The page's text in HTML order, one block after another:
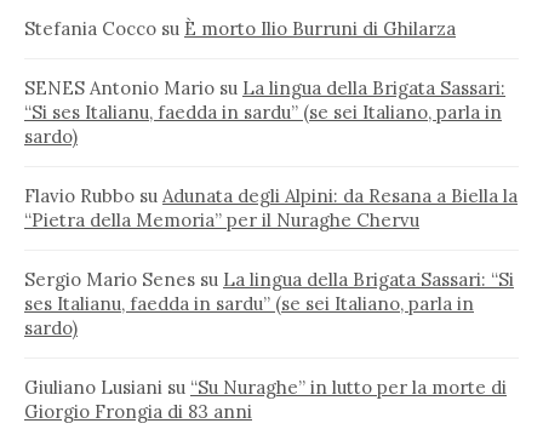
Stefania Cocco su È morto Ilio Burruni di Ghilarza
SENES Antonio Mario su La lingua della Brigata Sassari:
“Si ses Italianu, faedda in sardu” (se sei Italiano, parla in
sardo)
Flavio Rubbo su Adunata degli Alpini: da Resana a Biella la
“Pietra della Memoria” per il Nuraghe Chervu
Sergio Mario Senes su La lingua della Brigata Sassari: “Si
ses Italianu, faedda in sardu” (se sei Italiano, parla in
sardo)
Giuliano Lusiani su “Su Nuraghe” in lutto per la morte di
Giorgio Frongia di 83 anni